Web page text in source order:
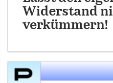
Widerstand
verkümmern!